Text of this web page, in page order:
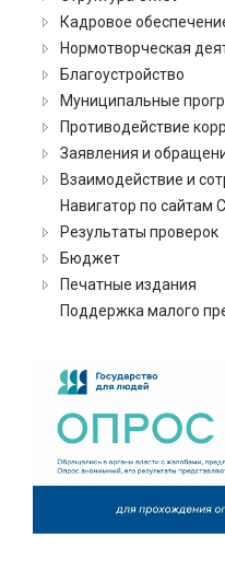
Кадровое
Нормотворческая
Благоустройство
Муниципальные
Противодействие
Заявления и
Взаимодействие и
Навигатор по сайтам
Результаты проверок
Бюджет
Печатные издания
Поддержка малого